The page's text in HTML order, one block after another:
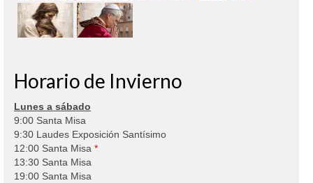
Horario de Invierno
Lunes a sábado
9:00 Santa Misa
9:30 Laudes Exposición Santísimo
12:00 Santa Misa *
13:30 Santa Misa
19:00 Santa Misa